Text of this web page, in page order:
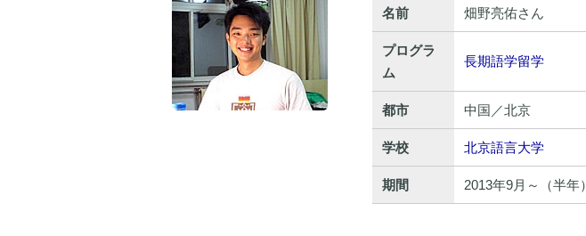
名前 畑野亮佑さん
プログラ
ム
長期語学留学
都市 中国／北京
学校 北京語言大学
期間 2013年9月～（半年）